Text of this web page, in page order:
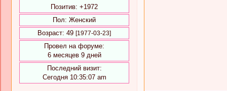
Позитив: +1972
Пол: Женский
Возраст: 49 [1977-03-23]
Провел на форуме:
6 месяцев 9 дней
Последний визит:
Сегодня 10:35:07 am